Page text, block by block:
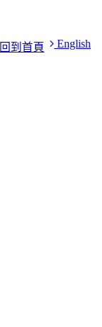
English
回到首頁